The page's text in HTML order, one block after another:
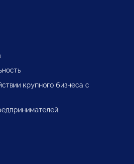
крупного бизнеса с